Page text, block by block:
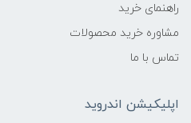
راهنمای خرید
مشاوره خرید محصولات
تماس با ما
اپلیکیشن اندروید